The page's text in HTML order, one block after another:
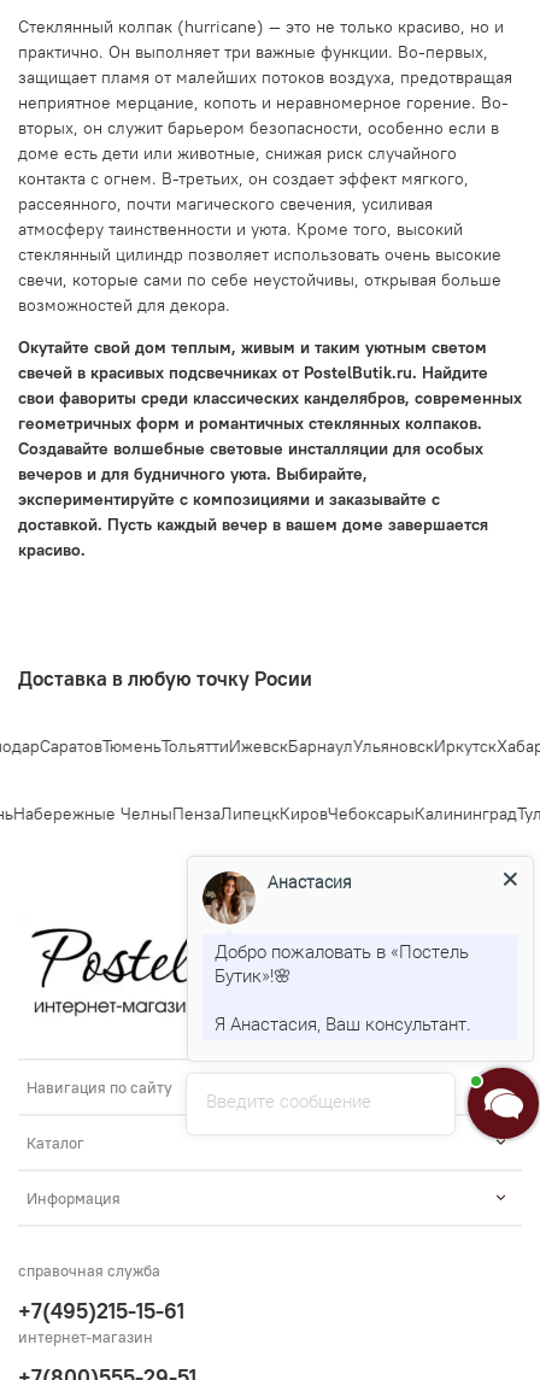
Стеклянный колпак (hurricane) — это не только красиво, но и
практично. Он выполняет три важные функции. Во-первых,
защищает пламя от малейших потоков воздуха, предотвращая
неприятное мерцание, копоть и неравномерное горение. Во-
вторых, он служит барьером безопасности, особенно если в
доме есть дети или животные, снижая риск случайного
контакта с огнем. В-третьих, он создает эффект мягкого,
рассеянного, почти магического свечения, усиливая
атмосферу таинственности и уюта. Кроме того, высокий
стеклянный цилиндр позволяет использовать очень высокие
свечи, которые сами по себе неустойчивы, открывая больше
возможностей для декора.
Окутайте свой дом теплым, живым и таким уютным светом
свечей в красивых подсвечниках от PostelButik.ru. Найдите
свои фавориты среди классических канделябров, современных
геометричных форм и романтичных стеклянных колпаков.
Создавайте волшебные световые инсталляции для особых
вечеров и для будничного уюта. Выбирайте,
экспериментируйте с композициями и заказывайте с
доставкой. Пусть каждый вечер в вашем доме завершается
красиво.
Доставка в любую точку Росии
СаратовТюменьТольяттиИжевскБарнаулУльяновскИркутск
Набережные ЧелныПензаЛипецкКировЧебоксарыКалининград
Навигация по сайту
Каталог
Информация
справочная служба
+7(495)215-15-61
интернет-магазин
Введите сообщение
Анастасия
Добро пожаловать в «Постель
Бутик»!🌸
Я Анастасия, Ваш консультант.